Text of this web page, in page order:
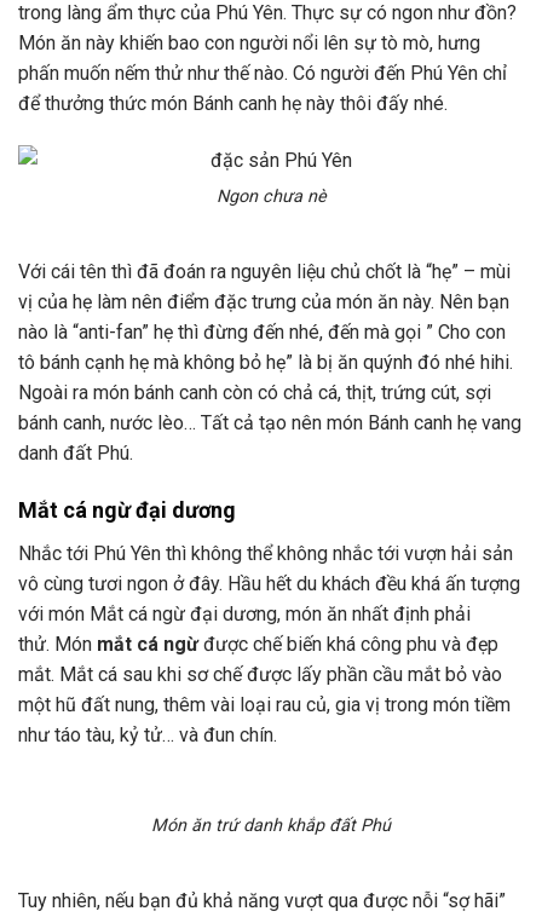
trong làng ẩm thực của Phú Yên. Thực sự có ngon như đồn?
Món ăn này khiến bao con người nổi lên sự tò mò, hưng
phấn muốn nếm thử như thế nào. Có người đến Phú Yên chỉ
để thưởng thức món Bánh canh hẹ này thôi đấy nhé.
Ngon chưa nè
Với cái tên thì đã đoán ra nguyên liệu chủ chốt là “hẹ” – mùi
vị của hẹ làm nên điểm đặc trưng của món ăn này. Nên bạn
nào là “anti-fan” hẹ thì đừng đến nhé, đến mà gọi ” Cho con
tô bánh cạnh hẹ mà không bỏ hẹ” là bị ăn quýnh đó nhé hihi.
Ngoài ra món bánh canh còn có chả cá, thịt, trứng cút, sợi
bánh canh, nước lèo… Tất cả tạo nên món Bánh canh hẹ vang
danh đất Phú.
Mắt cá ngừ đại dương
Nhắc tới Phú Yên thì không thể không nhắc tới vượn hải sản
vô cùng tươi ngon ở đây. Hầu hết du khách đều khá ấn tượng
với món Mắt cá ngừ đại dương, món ăn nhất định phải
thử. Món mắt cá ngừđược chế biến khá công phu và đẹp
mắt. Mắt cá sau khi sơ chế được lấy phần cầu mắt bỏ vào
một hũ đất nung, thêm vài loại rau củ, gia vị trong món tiềm
như táo tàu, kỷ tử… và đun chín.
Món ăn trứ danh khắp đất Phú
Tuy nhiên, nếu bạn đủ khả năng vượt qua được nỗi “sợ hãi”